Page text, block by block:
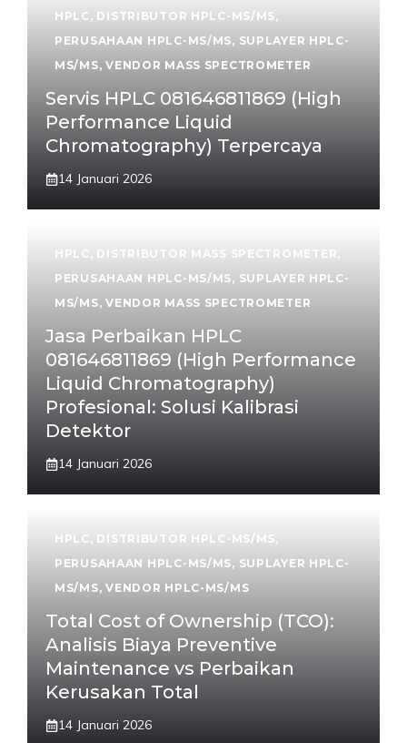
HPLC, DISTRIBUTOR HPLC-MS/MS,
PERUSAHAAN HPLC-MS/MS, SUPLAYER HPLC-
MS/MS,VENDOR MASS SPECTROMETER
Servis HPLC 081646811869 (High
Performance Liquid
Chromatography) Terpercaya
14 Januari 2026
HPLC , DISTRIBUTOR MASS SPECTROMETER,
PERUSAHAAN HPLC-MS/MS, SUPLAYER HPLC-
MS/MS,VENDOR MASS SPECTROMETER
Jasa Perbaikan HPLC
081646811869 (High Performance
Liquid Chromatography)
Profesional: Solusi Kalibrasi
Detektor
14 Januari 2026
HPLC , DISTRIBUTOR HPLC-MS/MS,
PERUSAHAAN HPLC-MS/MS, SUPLAYER HPLC-
MS/MS,VENDOR HPLC-MS/MS
Total Cost of Ownership (TCO):
Analisis Biaya Preventive
Maintenance vs Perbaikan
Kerusakan Total
14 Januari 2026